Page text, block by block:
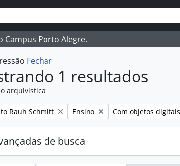
de busca
Campus Porto Alegre.
Fechar
1 resultados
arquivística
Rauh Schmitt Remover filtro:
Ensino Remover filtro:
Com objetos digitais
de busca